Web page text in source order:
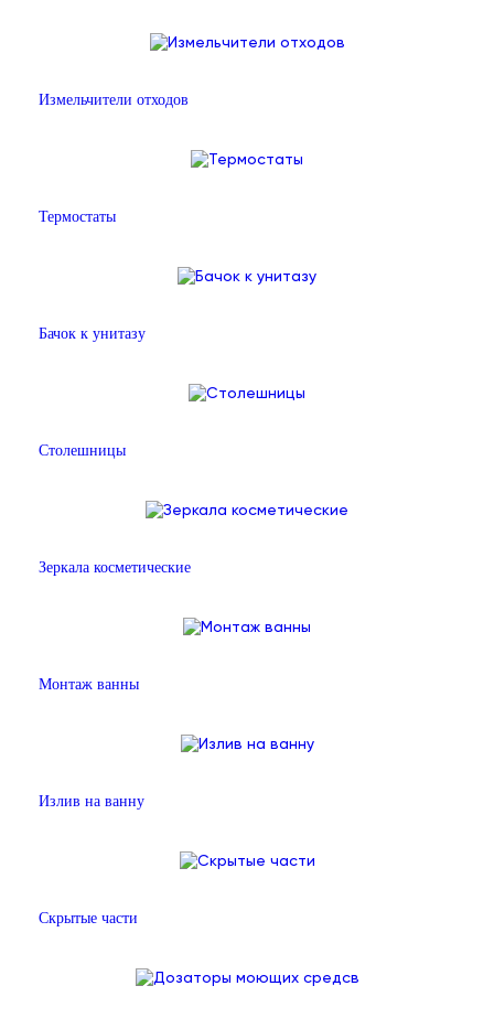
Измельчители отходов
Термостаты
Бачок к унитазу
Столешницы
Зеркала косметические
Монтаж ванны
Излив на ванну
Скрытые части